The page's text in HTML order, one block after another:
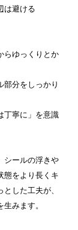
は避ける
らゆっくりとか
部分をしっかり
丁寧に」を意識
シールの浮きや
態をより長くキ
した工夫が、
みます。